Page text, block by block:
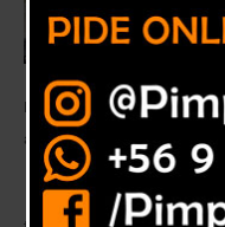
En las celebraciones del año
accidentes de tránsito.
La segunda causa de